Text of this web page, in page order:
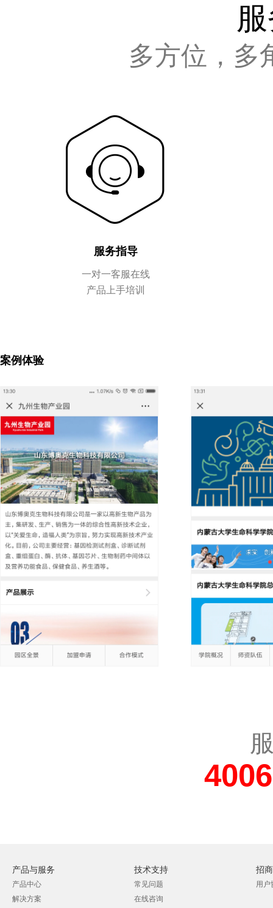
多方位，多
服务指导
一对一客服在线
产品上手培训
案例体验
产品与服务
产品中心
解决方案
技术支持
常见问题
在线咨询
招
用户